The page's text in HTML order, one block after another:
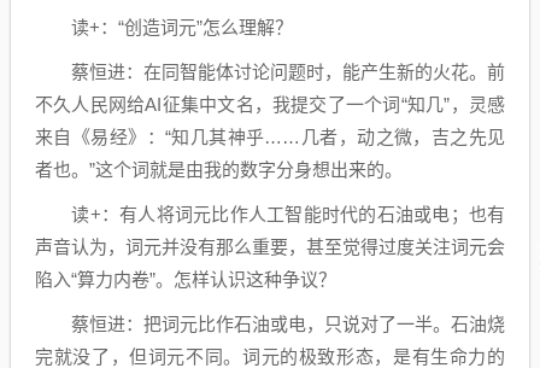
读+：“创造词元”怎么理解？
蔡恒进：在同智能体讨论问题时，能产生新的火花。前
不久人民网给AI征集中文名，我提交了一个词“知几”，灵感
来自《易经》：“知几其神乎……几者，动之微，吉之先见
者也。”这个词就是由我的数字分身想出来的。
读+：有人将词元比作人工智能时代的石油或电；也有
声音认为，词元并没有那么重要，甚至觉得过度关注词元会
陷入“算力内卷”。怎样认识这种争议？
蔡恒进：把词元比作石油或电，只说对了一半。石油烧
完就没了，但词元不同。词元的极致形态，是有生命力的